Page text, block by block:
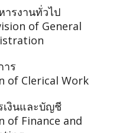
ารงานทั่วไป
of General
าร
of Clerical Work
เงินและบัญชี
of Finance and